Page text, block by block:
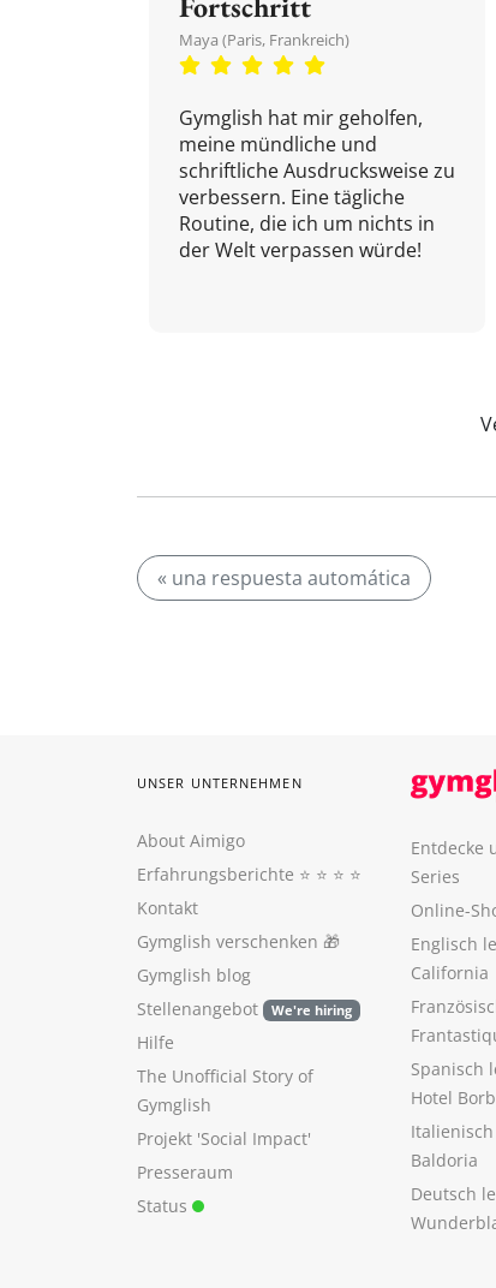
Maya (Paris, Frankreich)
Gymglish hat mir geholfen,
meine mündliche und
schriftliche Ausdrucksweise zu
verbessern. Eine tägliche
Routine, die ich um nichts in
der Welt verpassen würde!
« una respuesta automática
UNSER UNTERNEHMEN
About Aimigo
Erfahrungsberichte ⭐️ ⭐️ ⭐️ ⭐️
Kontakt
Gymglish verschenken 🎁
Gymglish blog
Stellenangebot
We're hiring
Hilfe
The Unofficial Story of
Gymglish
Projekt 'Social Impact'
Presseraum
Status
Entdecke
Series
Online-
Englisch
California
Spanisch
Hotel
Baldoria
Deutsch